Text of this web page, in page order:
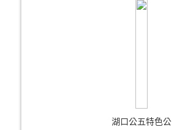
湖口公五特色公